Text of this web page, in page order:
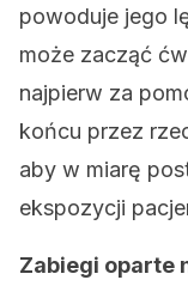
powoduje jego
może zacząć
najpierw za
końcu przez
aby w miarę
ekspozycji
Zabiegi oparte